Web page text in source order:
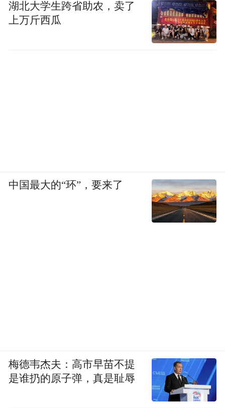
湖北大学生跨省助农，卖了
上万斤西瓜
中国最大的“环”，要来了
梅德韦杰夫：高市早苗不提
是谁扔的原子弹，真是耻辱